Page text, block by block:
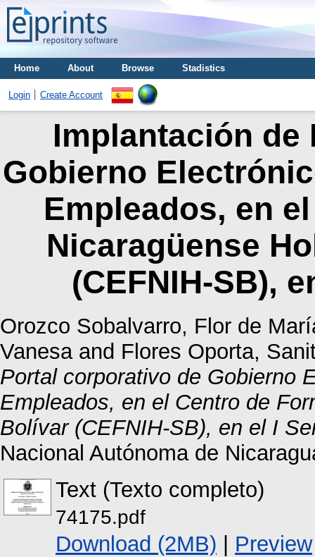
Home About Browse Stadistics
Login Create Account
Implantación
Gobierno
Empleados, en
Nicaragüense
(CEFNIH-SB),
Orozco Sobalvarro, Flor de
Vanesaand Flores Oporta,
Portal corporativo de Gobierno
Empleados, en el Centro de
Bolívar (CEFNIH-SB), en el I
Nacional Autónoma de
Text (Texto completo)
74175.pdf
Download (2MB) | Preview